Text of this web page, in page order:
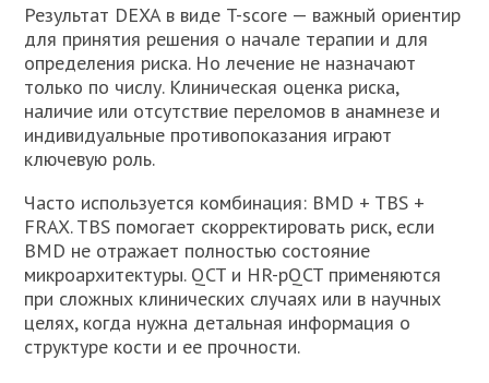
Результат DEXA в виде T-score — важный ориентир
для принятия решения о начале терапии и для
определения риска. Но лечение не назначают
только по числу. Клиническая оценка риска,
наличие или отсутствие переломов в анамнезе и
индивидуальные противопоказания играют
ключевую роль.
Часто используется комбинация: BMD + TBS +
FRAX. TBS помогает скорректировать риск, если
BMD не отражает полностью состояние
микроархитектуры. QCT и HR-pQCT применяются
при сложных клинических случаях или в научных
целях, когда нужна детальная информация о
структуре кости и ее прочности.